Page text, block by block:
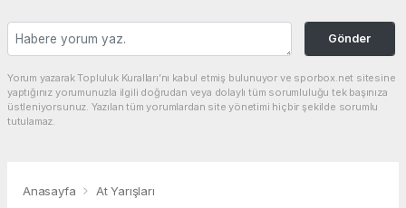
Gönder
Yorum yazarak Topluluk Kuralları’nı kabul etmiş bulunuyor ve sporbox.net sitesine
yaptığınız yorumunuzla ilgili doğrudan veya dolaylı tüm sorumluluğu tek başınıza
üstleniyorsunuz. Yazılan tüm yorumlardan site yönetimi hiçbir şekilde sorumlu
tutulamaz.
Anasayfa At Yarışları